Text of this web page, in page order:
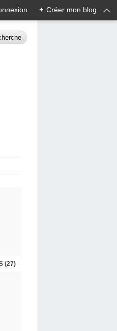
+ Créer mon blog
(27)
(26)